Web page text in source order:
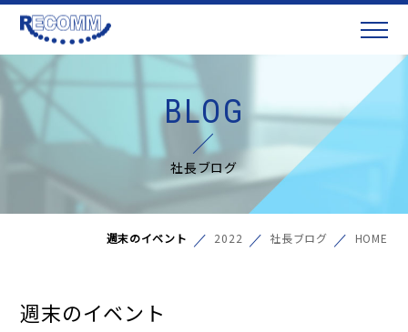
BLOG
社長ブログ
HOME
社長ブログ
2022
週末のイベント
週末のイベント